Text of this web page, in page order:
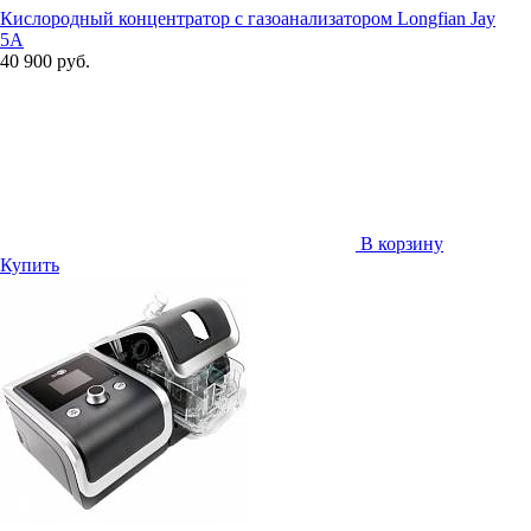
Кислородный концентратор с газоанализатором Longfian Jay
5A
40 900 руб.
В корзину
Купить